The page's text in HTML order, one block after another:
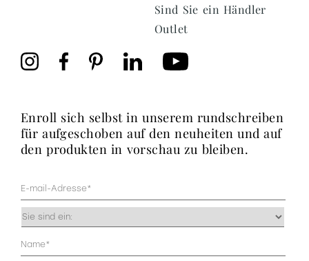
Sind Sie ein Händler
Outlet
enroll sich selbst in unserem rundschreiben
für aufgeschoben auf den neuheiten und auf
den produkten in vorschau zu bleiben.
Mail
(erforderlich)
Occupazione
Anagrafica